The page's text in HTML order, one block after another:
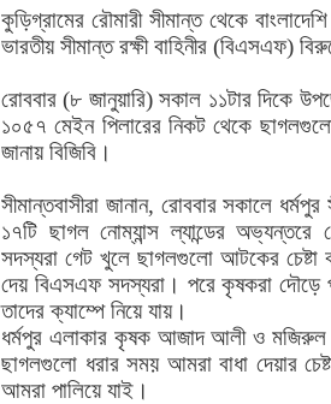
কুড়িগ্রামের রৌমারী সীমান্ত থেকে
ভারতীয় সীমান্ত রক্ষী বাহিনীর (বিএসএফ)
রোববার (৮ জানুয়ারি) সকাল ১১টার দিকে
১০৫৭ মেইন পিলারের নিকট থেকে
জানায় বিজিবি।
সীমান্তবাসীরা জানান, রোববার সকালে
১৭টি ছাগল নোম্যান্স ল্যান্ডের
সদস্যরা গেট খুলে ছাগলগুলো আটকের চেষ্টা
দেয় বিএসএফ সদস্যরা। পরে কৃষকরা
তাদের ক্যাম্পে নিয়ে যায়।
ধর্মপুর এলাকার কৃষক আজাদ আলী ও মজিরুল
ছাগলগুলো ধরার সময় আমরা বাধা দেয়ার
আমরা পালিয়ে যাই।